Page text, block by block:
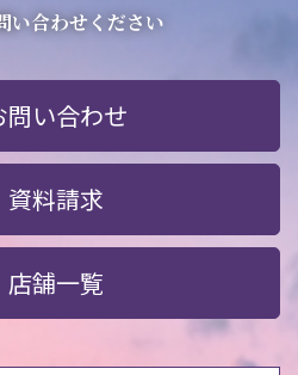
い合わせください
問い合わせ
資料請求
店舗一覧